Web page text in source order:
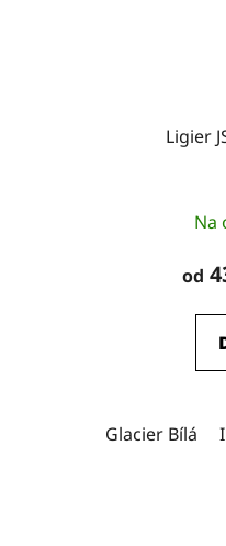
Ligier
Na
od
Glacier Bílá